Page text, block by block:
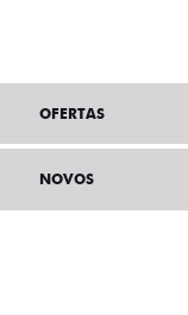
OFERTAS
NOVOS